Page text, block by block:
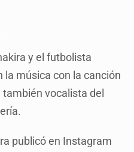
y el futbolista
la música con la canción
vocalista del
publicó en Instagram